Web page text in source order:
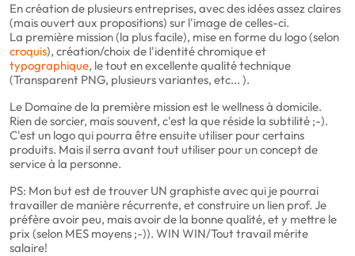
En création de plusieurs entreprises, avec des idées assez claires
(mais ouvert aux propositions) sur l'image de celles-ci.
La première mission (la plus facile), mise en forme du logo (selon
croquis), création/choix de l'identité chromique et
typographique, le tout en excellente qualité technique
(Transparent PNG, plusieurs variantes, etc... ).
Le Domaine de la première mission est le wellness à domicile.
Rien de sorcier, mais souvent, c'est la que réside la subtilité ;-).
C'est un logo qui pourra être ensuite utiliser pour certains
produits. Mais il serra avant tout utiliser pour un concept de
service à la personne.
PS: Mon but est de trouver UN graphiste avec qui je pourrai
travailler de manière récurrente, et construire un lien prof. Je
préfère avoir peu, mais avoir de la bonne qualité, et y mettre le
prix (selon MES moyens ;-)). WIN WIN/Tout travail mérite
salaire!